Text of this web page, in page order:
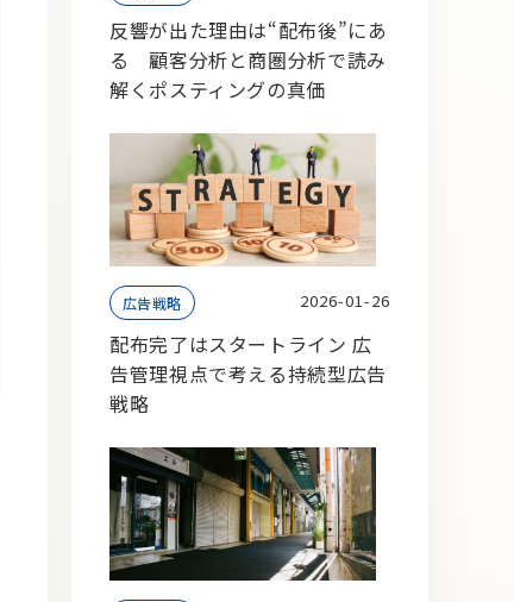
反響が出た理由は“配布後”にあ
る 顧客分析と商圏分析で読み
解くポスティングの真価
広告戦略 2026-01-26
配布完了はスタートライン 広
告管理視点で考える持続型広告
戦略